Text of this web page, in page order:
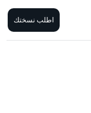
اطلب نسختك